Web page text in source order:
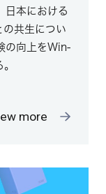
日本における
共生につい
の向上をWin-
more